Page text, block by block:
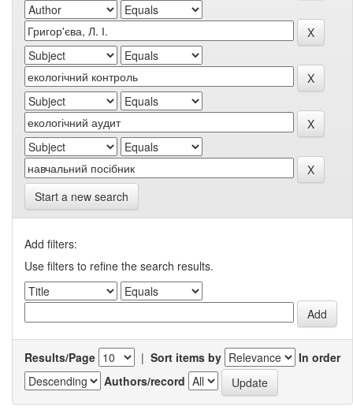
Start a new search
Add filters:
Use filters to refine the search results.
Results/Page | Sort items by
In order
Authors/record